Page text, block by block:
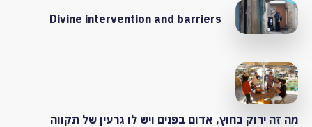
Divine intervention and barriers
מה זה ירוק בחוץ, אדום בפנים ויש לו גרעין של תקווה